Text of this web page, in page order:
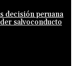
decisión peruana
salvoconducto